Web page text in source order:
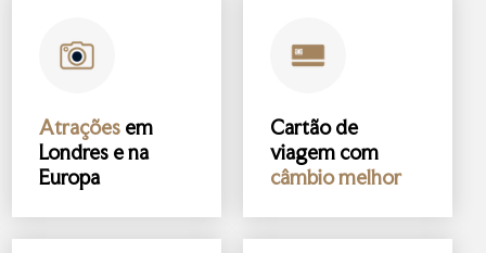
Atrações em
Londres e na
Europa
Cartão de
viagem com
câmbio melhor